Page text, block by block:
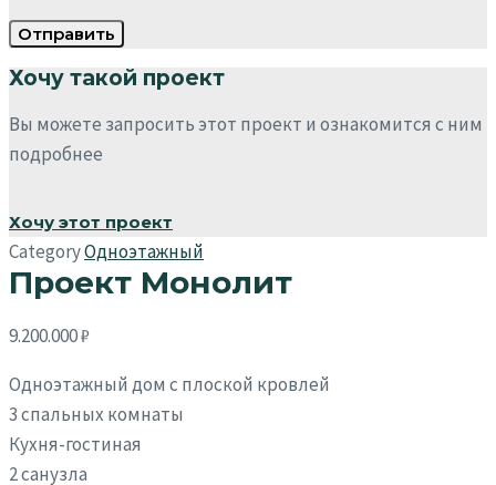
Хочу такой проект
Вы можете запросить этот проект и ознакомится с ним
подробнее
Хочу этот проект
CategoryОдноэтажный
Проект Монолит
9.200.000₽
Одноэтажный дом с плоской кровлей
3 спальных комнаты
Кухня-гостиная
2 санузла